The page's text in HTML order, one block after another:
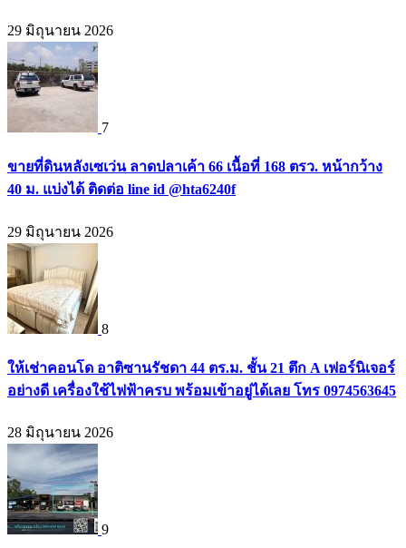
29 มิถุนายน 2026
7
ขายที่ดินหลังเซเว่น ลาดปลาเค้า 66 เนื้อที่ 168 ตรว. หน้ากว้าง
40 ม. แบ่งได้ ติดต่อ line id @hta6240f
29 มิถุนายน 2026
8
ให้เช่าคอนโด อาติซานรัชดา 44 ตร.ม. ชั้น 21 ตึก A เฟอร์นิเจอร์
อย่างดี เครื่องใช้ไฟฟ้าครบ พร้อมเข้าอยู่ได้เลย โทร 0974563645
28 มิถุนายน 2026
9